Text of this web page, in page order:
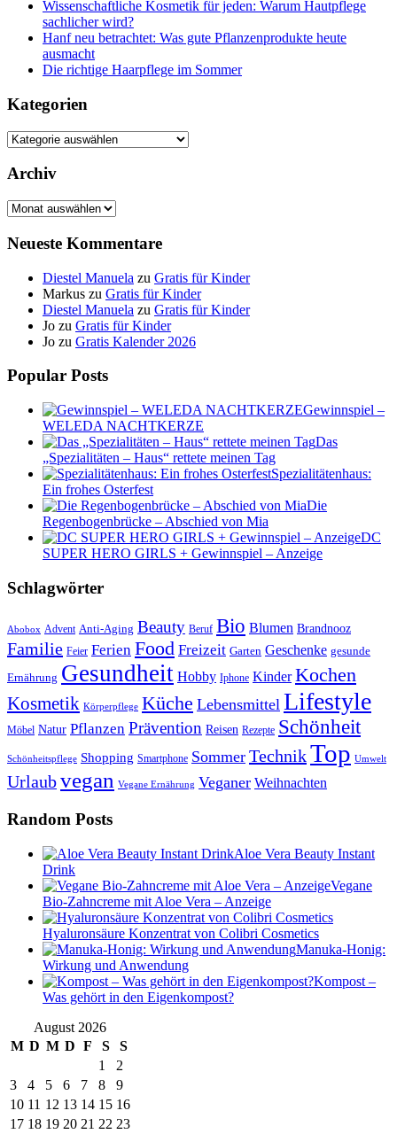
Wissenschaftliche Kosmetik für jeden: Warum Hautpflege
sachlicher wird?
Hanf neu betrachtet: Was gute Pflanzenprodukte heute
ausmacht
Die richtige Haarpflege im Sommer
Kategorien
Kategorien
Archiv
Archiv
Neueste Kommentare
Diestel Manuela zu Gratis für Kinder
Markus zu Gratis für Kinder
Diestel Manuela zu Gratis für Kinder
Jo zu Gratis für Kinder
Jo zu Gratis Kalender 2026
Popular Posts
Gewinnspiel –
WELEDA NACHTKERZE
Das
„Spezialitäten – Haus“ rettete meinen Tag
Spezialitätenhaus:
Ein frohes Osterfest
Die
Regenbogenbrücke – Abschied von Mia
DC
SUPER HERO GIRLS + Gewinnspiel – Anzeige
Schlagwörter
Abobox Advent Anti-Aging Beauty Beruf Bio Blumen Brandnooz
Familie Feier Ferien Food Freizeit Garten Geschenke gesunde
Ernährung Gesundheit Hobby Iphone Kinder Kochen
Kosmetik Körperpflege Küche Lebensmittel Lifestyle
Möbel Natur Pflanzen Prävention Reisen Rezepte Schönheit
Schönheitspflege Shopping Smartphone Sommer TechnikTop Umwelt
Urlaubvegan Vegane Ernährung Veganer Weihnachten
Random Posts
Aloe Vera Beauty Instant
Drink
Vegane
Bio-Zahncreme mit Aloe Vera – Anzeige
Hyaluronsäure Konzentrat von Colibri Cosmetics
Manuka-Honig:
Wirkung und Anwendung
Kompost –
Was gehört in den Eigenkompost?
August 2026
M D M D F S
S
1
2
3
4 5 6 7 8
9
10 11 12 13 14 15 16
17 18 19 20 21 22 23